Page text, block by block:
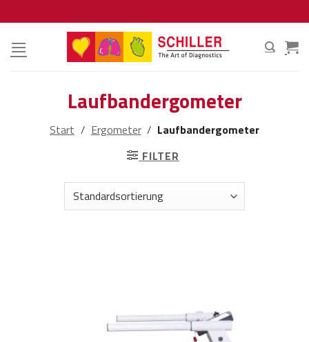
Inhalt
springen
Laufbandergometer
Start / Ergometer / Laufbandergometer
FILTER